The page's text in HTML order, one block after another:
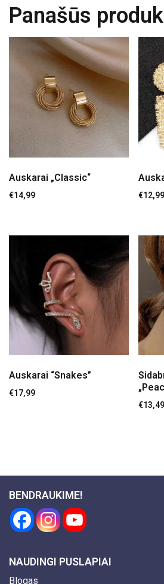
Panašūs
Auskarai „Classic“
€14,99 €12,99
Auskarai “Snakes”
€17,99
€13,49
BENDRAUKIME!
NAUDINGI PUSLAPIAI
Blogas